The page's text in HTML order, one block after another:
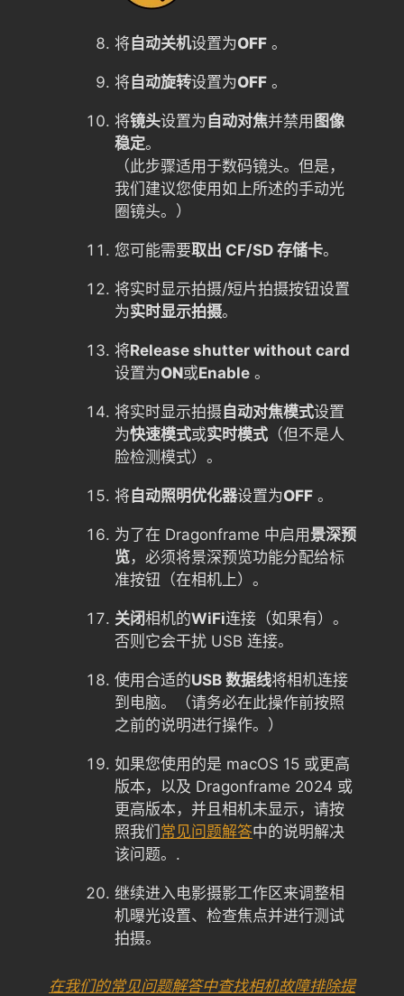
将自动关机设置为OFF 。
将自动旋转设置为OFF 。
将镜头设置为自动对焦并禁用 图像
稳定。
（此步骤适用于数码镜头。但是，
我们建议您使用如上所述的手动光
圈镜头。）
您可能需要取出 CF/SD 存储卡。
将实时显示拍摄/短片拍摄按钮设置
为实时显示拍摄。
将Release shutter without card
设置为ON或Enable 。
将实时显示拍摄自动对焦模式设置
为快速模式或实时模式 （但不是人
脸检测模式）。
将自动照明优化器设置为OFF 。
为了在 Dragonframe 中启用景深预
览，必须将景深预览功能分配给标
准按钮（在相机上）。
关闭相机的WiFi连接（如果有）。
否则它会干扰 USB 连接。
使用合适的USB 数据线将相机连接
到电脑。（请务必在此操作前按照
之前的说明进行操作。）
如果您使用的是 macOS 15 或更高
版本，以及 Dragonframe 2024 或
更高版本，并且相机未显示，请按
照我们常见问题解答中的说明解决
该问题。.
继续进入电影摄影工作区来调整相
机曝光设置、检查焦点并进行测试
拍摄。
在我们的常见问题解答中查找相机故障排除提